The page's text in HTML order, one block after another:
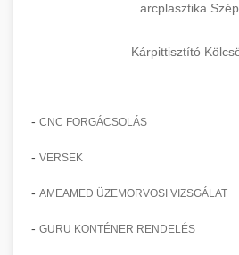
arcplasztika
Kárpittisztító
- CNC FORGÁCSOLÁS
- VERSEK
- AMEAMED ÜZEMORVOSI VIZSGÁLAT
- GURU KONTÉNER RENDELÉS